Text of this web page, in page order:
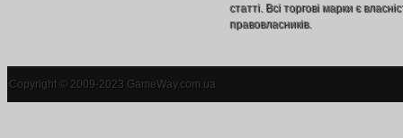
статті. Всі торгові марки є
правовласників.
Copyright © 2009-2023 GameWay.com.ua